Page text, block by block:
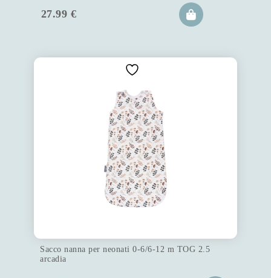
27.99 €
Sacco nanna per neonati 0-6/6-12 m TOG 2.5
arcadia